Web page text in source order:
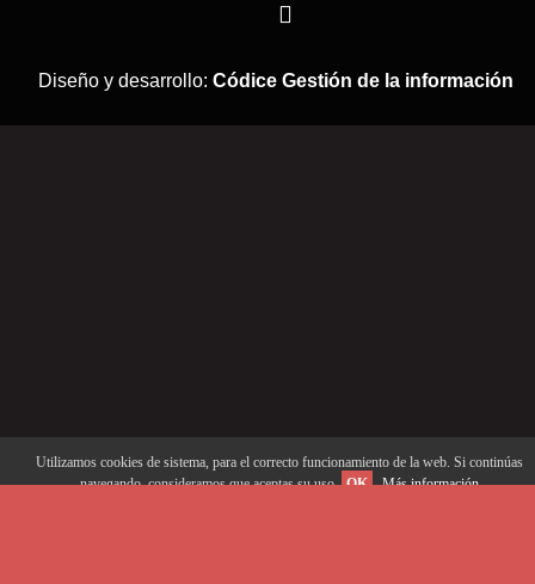
Diseño y desarrollo: Códice Gestión de la información
Utilizamos cookies de sistema, para el correcto funcionamiento de la web. Si continúas
navegando, consideramos que aceptas su uso. OK Más información